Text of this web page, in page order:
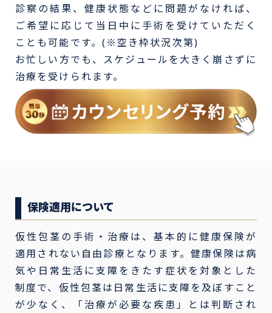
診察の結果、健康状態などに問題がなければ、
ご希望に応じて当日中に手術を受けていただく
ことも可能です。(※空き枠状況次第)
お忙しい方でも、スケジュールを大きく崩さずに
治療を受けられます。
保険適用について
仮性包茎の手術・治療は、基本的に健康保険が
適用されない自由診療となります。健康保険は病
気や日常生活に支障をきたす症状を対象とした
制度で、仮性包茎は日常生活に支障を及ぼすこと
が少なく、「治療が必要な疾患」とは判断され